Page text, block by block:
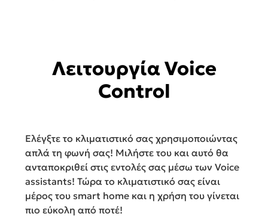
Λειτουργία Voice
Control
Ελέγξτε το κλιματιστικό σας χρησιμοποιώντας
απλά τη φωνή σας! Μιλήστε του και αυτό θα
ανταποκριθεί στις εντολές σας μέσω των Voice
assistants! Τώρα το κλιματιστικό σας είναι
μέρος του smart home και η χρήση του γίνεται
πιο εύκολη από ποτέ!